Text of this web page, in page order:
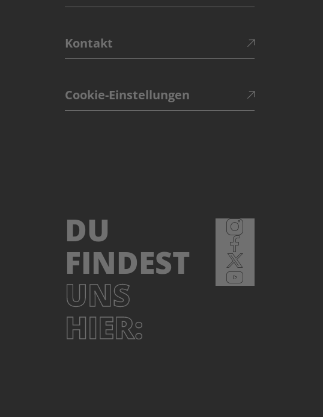
Kontakt
Cookie-Einstellungen
DU
FINDEST
UNS
HIER: